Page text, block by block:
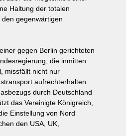
Haltung der totalen
gegenwärtigen
gegen Berlin gerichteten
die inmitten
missfällt nicht nur
aufrechterhalten
durch Deutschland
das Vereinigte Königreich,
Einstellung von Nord
den USA, UK,